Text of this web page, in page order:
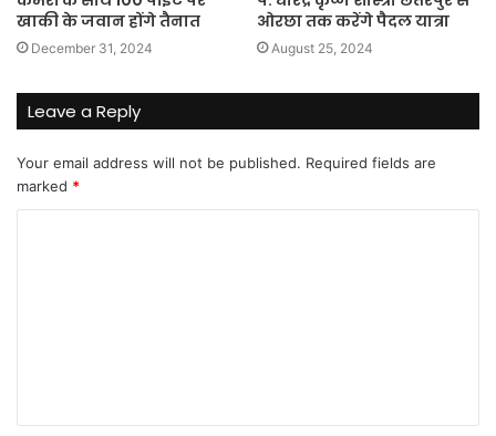
खाकी के जवान होंगे तैनात
December 31, 2024
ओरछा तक करेंगे पैदल यात्रा
August 25, 2024
Leave a Reply
Your email address will not be published. Required fields are
marked *
t